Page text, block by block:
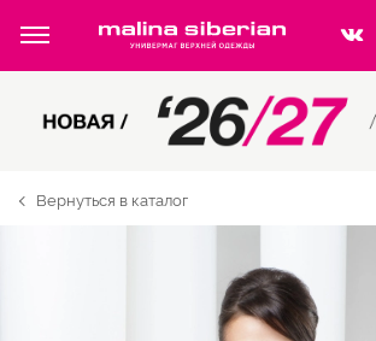
Вернуться в каталог